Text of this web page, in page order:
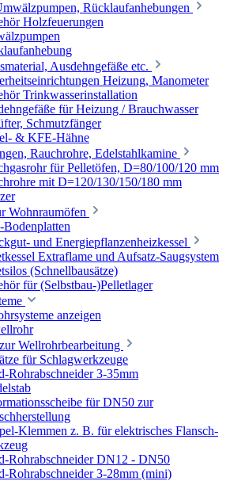
Rücklaufanhebungen
Holzfeuerungen
Ausdehngefäße etc.
Heizung, Manometer
Trinkwasserinstallation
für Heizung / Brauchwasser
Schmutzfänger
& KFE-Hähne
Rauchrohre, Edelstahlkamine
für Pelletöfen, D=80/100/120 mm
mit D=120/130/150/180 mm
Wohnraumöfen
Bodenplatten
und Energiepflanzenheizkessel
Extraflame und Aufsatz-Saugsystem
(Schnellbausätze)
für (Selbstbau-)Pelletlager
anzeigen
Wellrohrbearbeitung
für Schlagwerkzeuge
Rohrabschneider 3-35mm
für DN50 zur
Klemmen z. B. für elektrisches Flansch-
Rohrabschneider DN12 - DN50
Rohrabschneider 3-28mm (mini)